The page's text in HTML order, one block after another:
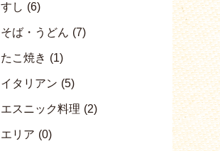
すし (6)
そば・うどん (7)
たこ焼き (1)
イタリアン (5)
エスニック料理 (2)
エリア (0)